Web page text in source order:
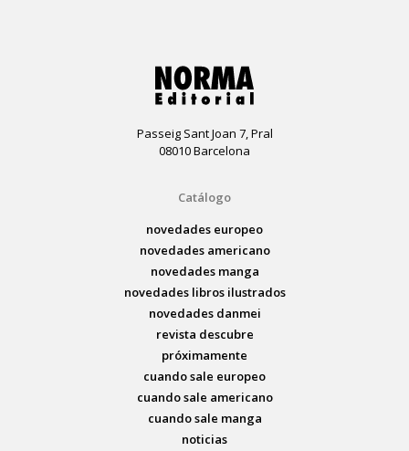
Passeig Sant Joan 7, Pral
08010 Barcelona
Catálogo
novedades europeo
novedades americano
novedades manga
novedades libros ilustrados
novedades danmei
revista descubre
próximamente
cuando sale europeo
cuando sale americano
cuando sale manga
noticias